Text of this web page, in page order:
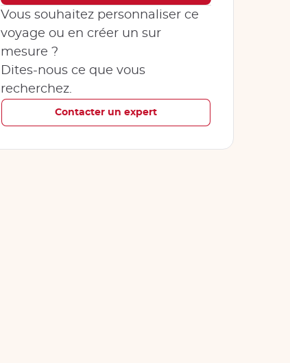
Vous souhaitez personnaliser ce
voyage ou en créer un sur
mesure ?
Dites-nous ce que vous
recherchez.
Contacter un expert